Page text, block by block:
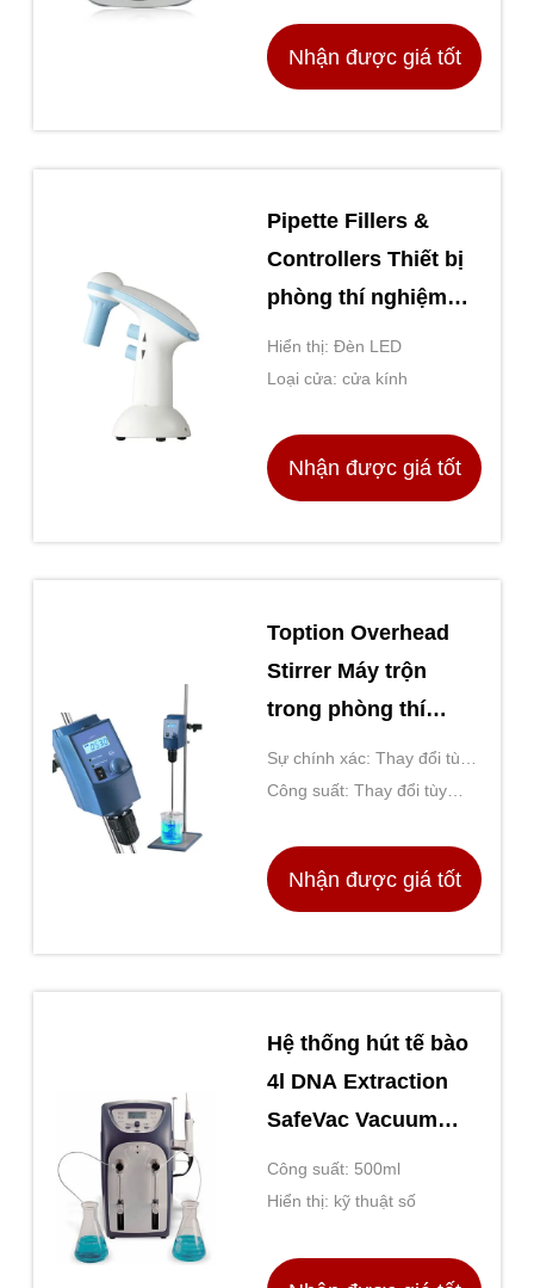
Nhận được giá tốt
Pipette Fillers &
Controllers Thiết bị
phòng thí nghiệm
chung Màu trắng và
xanh
Hiển thị: Đèn LED
Loại cửa: cửa kính
Nhận được giá tốt
Toption Overhead
Stirrer Máy trộn
trong phòng thí
nghiệm để tổng hợp
dược phẩm
Sự chính xác: Thay đổi tùy
theo thiết bị cụ thể
Công suất: Thay đổi tùy
Nhận được giá tốt
Hệ thống hút tế bào
4l DNA Extraction
SafeVac Vacuum
Aspiration System
Công suất: 500ml
Hiển thị: kỹ thuật số